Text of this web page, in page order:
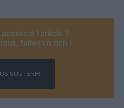
l’article ?
faites un don !
SOUTENIR